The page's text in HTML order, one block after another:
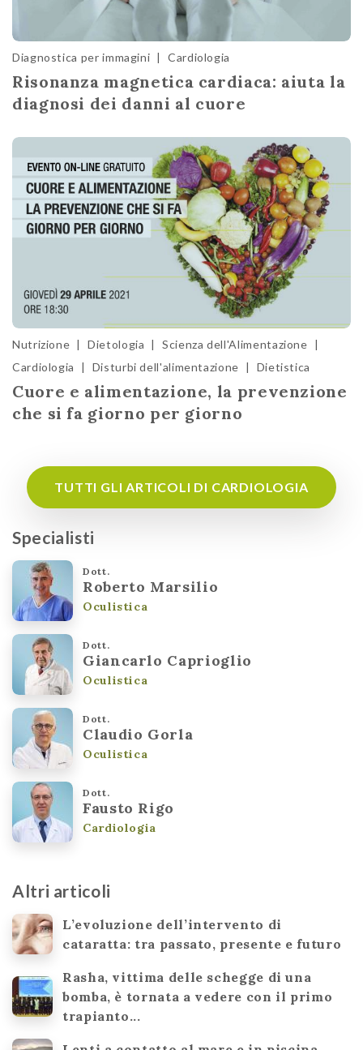
Diagnostica per immagini | Cardiologia
Risonanza magnetica cardiaca: aiuta la
diagnosi dei danni al cuore
Nutrizione | Dietologia | Scienza dell'Alimentazione |
Cardiologia
| Disturbi dell'alimentazione | Dietistica
Cuore e alimentazione, la prevenzione
che si fa giorno per giorno
TUTTI GLI ARTICOLI DI CARDIOLOGIA
Specialisti
Dott.
Roberto Marsilio
Oculistica
Dott.
Giancarlo Caprioglio
Oculistica
Dott.
Claudio Gorla
Oculistica
Dott.
Fausto Rigo
Cardiologia
Altri articoli
L’evoluzione dell’intervento di
cataratta: tra passato, presente e futuro
Rasha, vittima delle schegge di una
bomba, è tornata a vedere con il primo
trapianto...